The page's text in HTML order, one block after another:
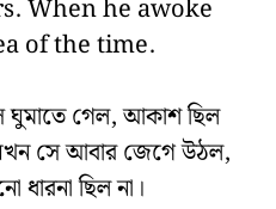
When he awoke
of the time.
ঘুমাতে গেল, আকাশ ছিল
যখন সে আবার জেগে উঠল,
ধারনা ছিল না।